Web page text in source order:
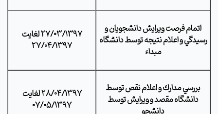
اتمام فرصت ويرايش دانشجويان و
رسيدگي و اعلام نتيجه توسط دانشگاه
مبداء
27/03/1397 لغايت
27/04/1397
بررسي مدارك و اعلام نقص توسط
دانشگاه مقصد و ويرايش توسط
دانشجو
28/04/1397 لغايت
07/05/1397